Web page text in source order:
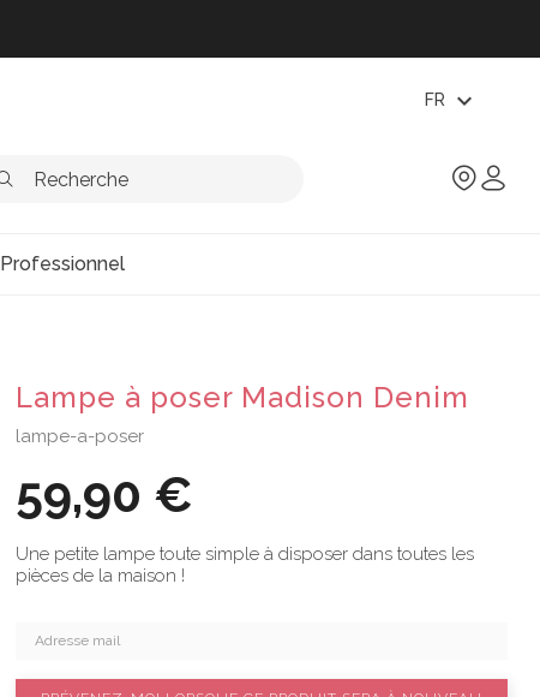
FR expand_more
Professionnel
Lampe à poser Madison Denim
lampe-a-poser
59,90 €
Une petite lampe toute simple à disposer dans toutes les
pièces de la maison !